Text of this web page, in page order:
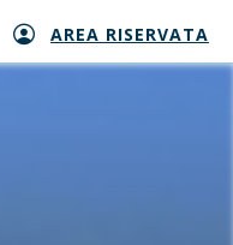
AREA RISERVATA